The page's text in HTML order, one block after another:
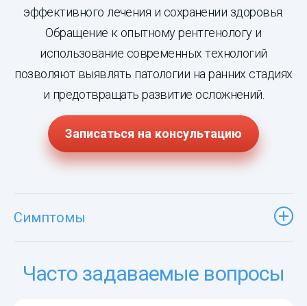
эффективного лечения и сохранении здоровья.
Обращение к опытному рентгенологу и
использование современных технологий
позволяют выявлять патологии на ранних стадиях
и предотвращать развитие осложнений.
Записаться на консультацию
Симптомы
Часто задаваемые вопросы